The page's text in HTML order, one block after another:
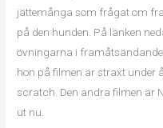
jättemånga som frågat om
på den hunden. På länken
övningarna i
hon på filmen är straxt under
scratch. Den andra filmen är
ut nu.